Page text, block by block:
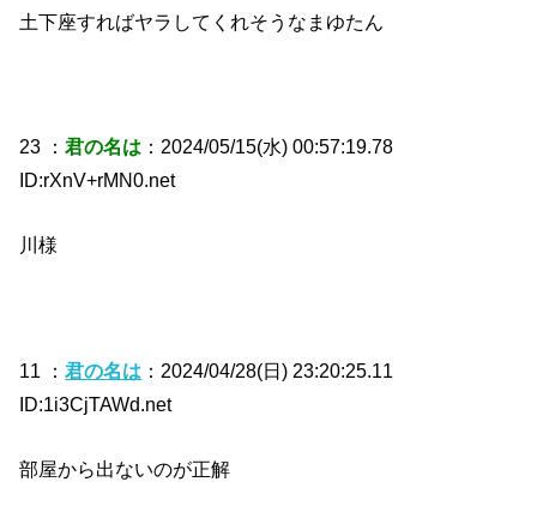
土下座すればヤラしてくれそうなまゆたん
23 ：君の名は ：2024/05/15(水) 00:57:19.78
ID:rXnV+rMN0.net
川様
11 ：君の名は ：2024/04/28(日) 23:20:25.11
ID:1i3CjTAWd.net
部屋から出ないのが正解